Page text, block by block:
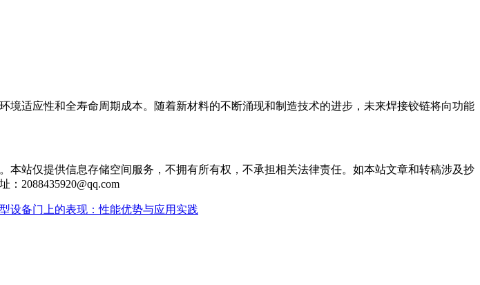
适应性和全寿命周期成本。随着新材料的不断涌现和制造技术的进步，未来焊接铰链将向功能
站仅提供信息存储空间服务，不拥有所有权，不承担相关法律责任。如本站文章和转稿涉及抄
2088435920@qq.com
设备门上的表现：性能优势与应用实践